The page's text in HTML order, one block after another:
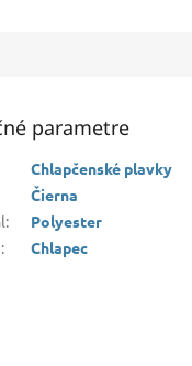
parametre
Chlapčenské plavky
Čierna
:
Polyester
: Chlapec